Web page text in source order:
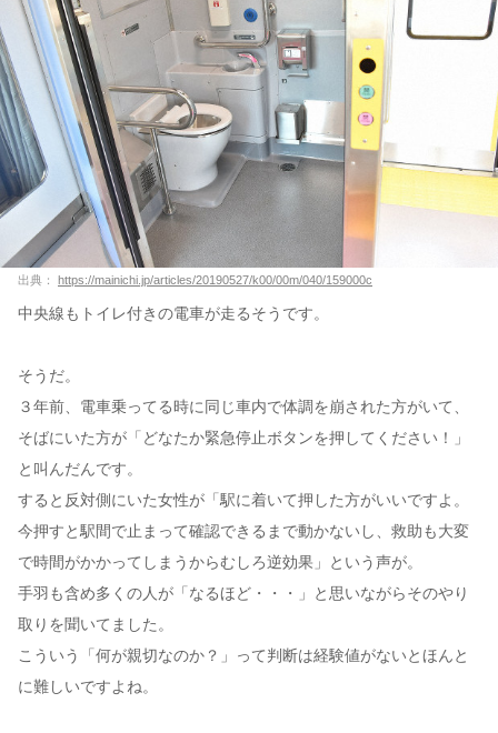
出典： https://mainichi.jp/articles/20190527/k00/00m/040/159000c
中央線もトイレ付きの電車が走るそうです。
そうだ。
３年前、電車乗ってる時に同じ車内で体調を崩された方がいて、
そばにいた方が「どなたか緊急停止ボタンを押してください！」
と叫んだんです。
すると反対側にいた女性が「駅に着いて押した方がいいですよ。
今押すと駅間で止まって確認できるまで動かないし、救助も大変
で時間がかかってしまうからむしろ逆効果」という声が。
手羽も含め多くの人が「なるほど・・・」と思いながらそのやり
取りを聞いてました。
こういう「何が親切なのか？」って判断は経験値がないとほんと
に難しいですよね。